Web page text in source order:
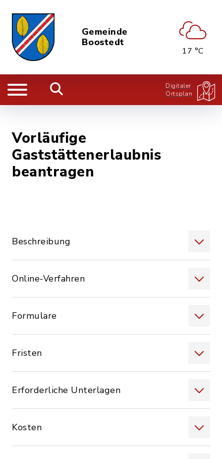
Gemeinde
Boostedt
17 °C
Digitaler
Ortsplan
Vorläufige
Gaststättenerlaubnis
beantragen
Beschreibung
Online-Verfahren
Formulare
Fristen
Erforderliche Unterlagen
Kosten